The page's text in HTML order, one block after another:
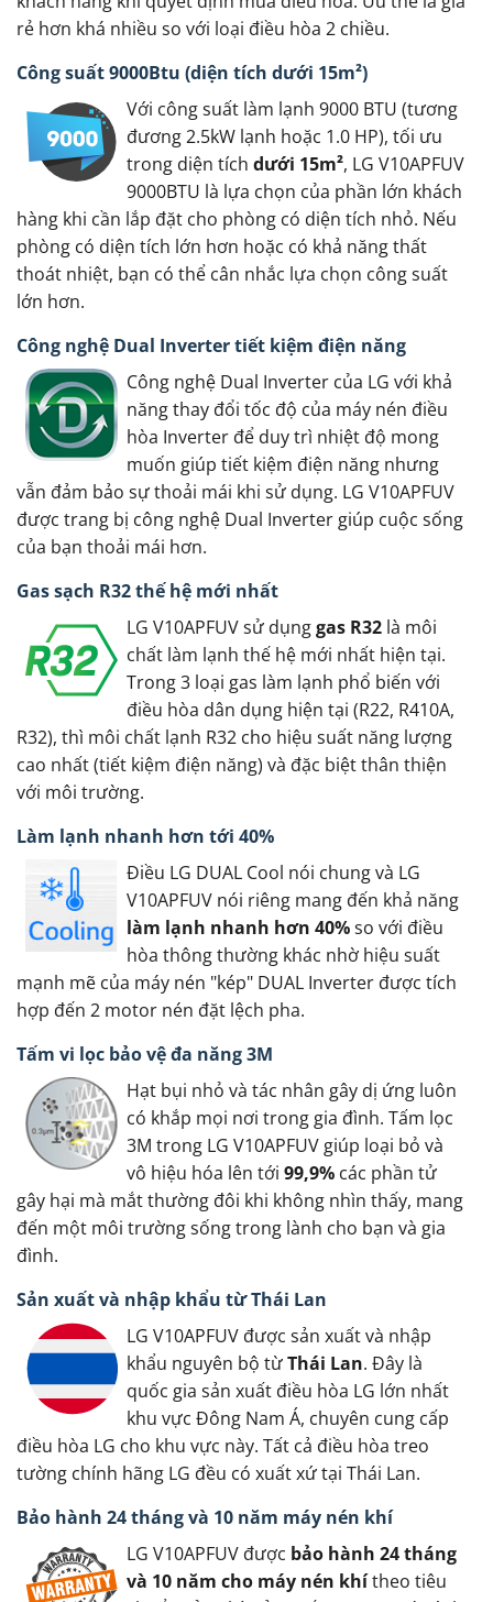
rẻ hơn khá nhiều so với loại điều hòa 2 chiều.
Công suất 9000Btu (diện tích dưới 15m²)
Với công suất làm lạnh 9000 BTU (tương
đương 2.5kW lạnh hoặc 1.0 HP), tối ưu
trong diện tích dưới 15m², LG V10APFUV
9000BTU là lựa chọn của phần lớn khách
hàng khi cần lắp đặt cho phòng có diện tích nhỏ. Nếu
phòng có diện tích lớn hơn hoặc có khả năng thất
thoát nhiệt, bạn có thể cân nhắc lựa chọn công suất
lớn hơn.
Công nghệ Dual Inverter tiết kiệm điện năng
Công nghệ Dual Inverter của LG với khả
năng thay đổi tốc độ của máy nén điều
hòa Inverter để duy trì nhiệt độ mong
muốn giúp tiết kiệm điện năng nhưng
vẫn đảm bảo sự thoải mái khi sử dụng. LG V10APFUV
được trang bị công nghệ Dual Inverter giúp cuộc sống
của bạn thoải mái hơn.
Gas sạch R32 thế hệ mới nhất
LG V10APFUV sử dụnggas R32 là môi
chất làm lạnh thế hệ mới nhất hiện tại.
Trong 3 loại gas làm lạnh phổ biến với
điều hòa dân dụng hiện tại (R22, R410A,
R32), thì môi chất lạnh R32 cho hiệu suất năng lượng
cao nhất (tiết kiệm điện năng) và đặc biệt thân thiện
với môi trường.
Làm lạnh nhanh hơn tới 40%
Điều LG DUAL Cool nói chung và LG
V10APFUV nói riêng mang đến khả năng
làm lạnh nhanh hơn 40%so với điều
hòa thông thường khác nhờ hiệu suất
mạnh mẽ của máy nén "kép" DUAL Inverter được tích
hợp đến 2 motor nén đặt lệch pha.
Tấm vi lọc bảo vệ đa năng 3M
Hạt bụi nhỏ và tác nhân gây dị ứng luôn
có khắp mọi nơi trong gia đình. Tấm lọc
3M trong LG V10APFUV giúp loại bỏ và
vô hiệu hóa lên tới 99,9% các phần tử
gây hại mà mắt thường đôi khi không nhìn thấy, mang
đến một môi trường sống trong lành cho bạn và gia
đình.
Sản xuất và nhập khẩu từ Thái Lan
LG V10APFUV được sản xuất và nhập
khẩu nguyên bộ từThái Lan. Đây là
quốc gia sản xuất điều hòa LG lớn nhất
khu vực Đông Nam Á, chuyên cung cấp
điều hòa LG cho khu vực này. Tất cả điều hòa treo
tường chính hãng LG đều có xuất xứ tại Thái Lan.
Bảo hành 24 tháng và 10 năm máy nén khí
LG V10APFUV được bảo hành 24 tháng
và 10 năm cho máy nén khítheo tiêu